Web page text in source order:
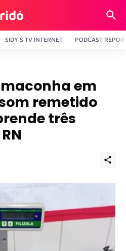
SIDY'S TV INTERNET PODCAST
em
remetido
três